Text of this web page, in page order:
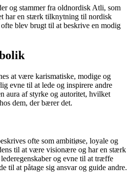
og stammer fra oldnordisk Atli, som
har en stærk tilknytning til nordisk
blev brugt til at beskrive en modig
at være karismatiske, modige og
evne til at lede og inspirere andre
aura af styrke og autoritet, hvilket
dem, der bærer det.
ofte som ambitiøse, loyale og
til at være visionære og har en stærk
og evne til at træffe
til at påtage sig ansvar og guide andre.